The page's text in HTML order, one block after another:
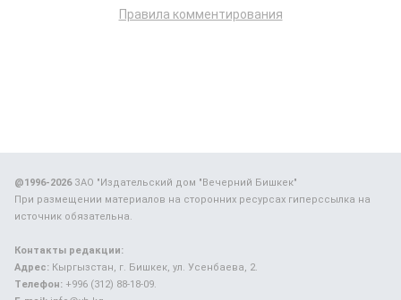
Правила комментирования
@1996-2026ЗАО "Издательский дом "Вечерний Бишкек"
При размещении материалов на сторонних ресурсах гиперссылка на
источник обязательна.
Контакты редакции:
Адрес: Кыргызстан, г. Бишкек, ул. Усенбаева, 2.
Телефон: +996 (312) 88-18-09.